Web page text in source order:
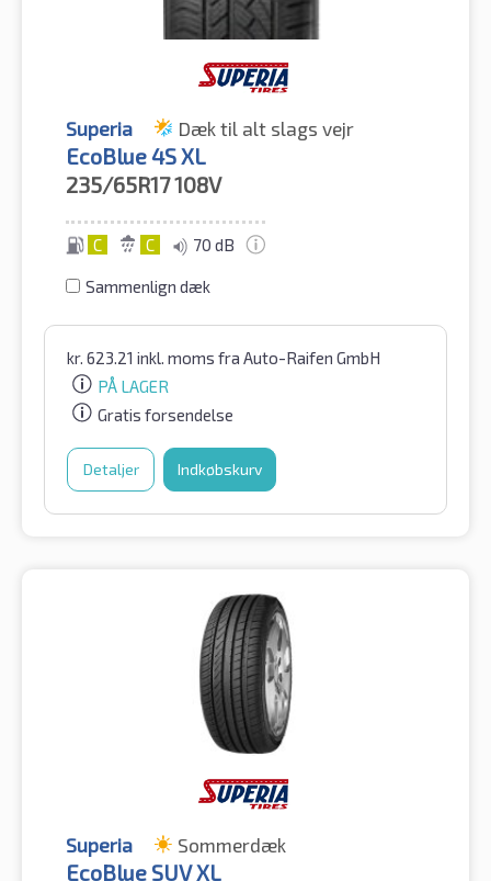
Superia Dæk til alt slags vejr
EcoBlue 4S XL
235/65R17108V
C C 70 dB
Sammenlign dæk
kr. 623.21 inkl. moms fra Auto-Raifen GmbH
PÅ LAGER
Gratis forsendelse
Detaljer Indkøbskurv
Superia Sommerdæk
EcoBlue SUV XL